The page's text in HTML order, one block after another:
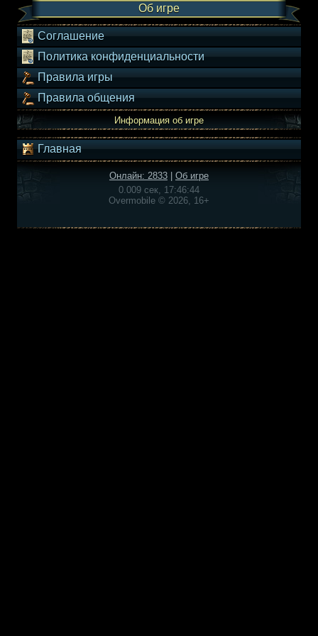
Об игре
Соглашение
Политика конфиденциальности
Правила игры
Правила общения
Информация об игре
Главная
Онлайн: 2833
Об игре
0.009 сек, 17:46:44
Overmobile © 2026, 16+